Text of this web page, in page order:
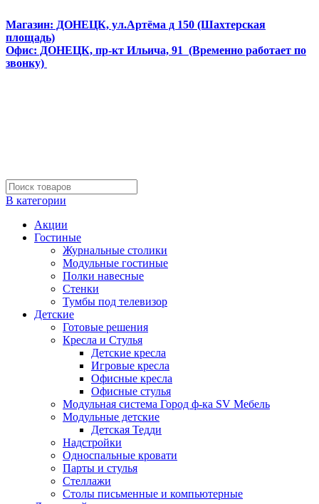
Магазин: ДОНЕЦК, ул.Артёма д 150 (Шахтерская
площадь)
Офис: ДОНЕЦК, пр-кт Ильича, 91 (Временно работает по
звонку)
В категории
Акции
Гостиные
Журнальные столики
Модульные гостиные
Полки навесные
Стенки
Тумбы под телевизор
Детские
Готовые решения
Кресла и Стулья
Детские кресла
Игровые кресла
Офисные кресла
Офисные стулья
Модульная система Город ф-ка SV Мебель
Модульные детские
Детская Тедди
Надстройки
Односпальные кровати
Парты и стулья
Стеллажи
Столы письменные и компьютерные